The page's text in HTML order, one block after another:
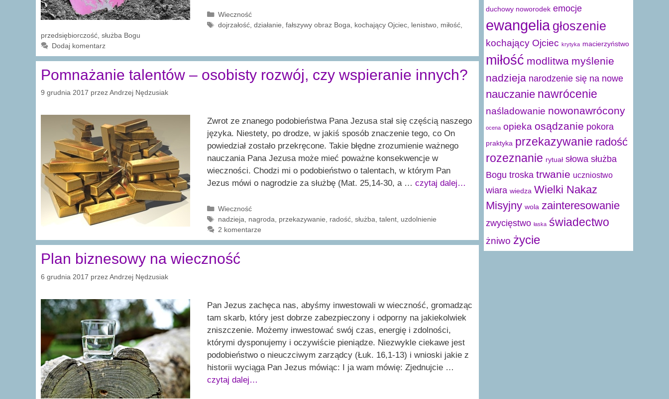
Kategorie
Wieczność
Tagi
dojrzałość, działanie, fałszywy obraz Boga, kochający Ojciec, lenistwo, miłość,
przedsiębiorczość, służba Bogu
Dodaj komentarz
Pomnażanie talentów – osobisty rozwój, czy wspieranie innych?
9 grudnia 2017 przezAndrzej Nędzusiak
Zwrot ze znanego podobieństwa Pana Jezusa stał się częścią naszego
języka. Niestety, po drodze, w jakiś sposób znaczenie tego, co On
powiedział zostało przekręcone. Takie błędne zrozumienie ważnego
nauczania Pana Jezusa może mieć poważne konsekwencje w
wieczności. Chodzi mi o podobieństwo o talentach, w którym Pan
Jezus mówi o nagrodzie za służbę (Mat. 25,14-30, a … czytaj dalej…
Kategorie
Wieczność
Tagi
nadzieja, nagroda, przekazywanie, radość, służba, talent, uzdolnienie
2 komentarze
Plan biznesowy na wieczność
6 grudnia 2017 przezAndrzej Nędzusiak
Pan Jezus zachęca nas, abyśmy inwestowali w wieczność, gromadząc
tam skarb, który jest dobrze zabezpieczony i odporny na jakiekolwiek
zniszczenie. Możemy inwestować swój czas, energię i zdolności,
którymi dysponujemy i oczywiście pieniądze. Niezwykle ciekawe jest
podobieństwo o nieuczciwym zarządcy (Łuk. 16,1-13) i wnioski jakie z
historii wyciąga Pan Jezus mówiąc: I ja wam mówię: Zjednujcie …
czytaj dalej…
duchowy noworodek emocje
ewangelia głoszenie
kochający Ojciec krytyka macierzyństwo
miłość modlitwa myślenie
nadzieja narodzenie się na nowe
nauczanie nawrócenie
naśladowanie nowonawrócony
ocena opieka osądzanie pokora
praktyka przekazywanie radość
rozeznanie rytuał słowa służba
Bogu troska trwanie uczniostwo
wiara wiedza Wielki Nakaz
Misyjny wola zainteresowanie
zwycięstwo łaska świadectwo
żniwo życie